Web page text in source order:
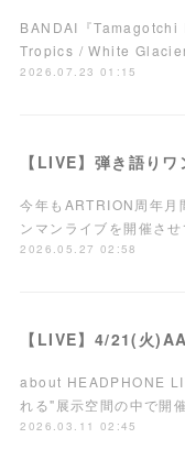
BANDAI『
Tropics / White
2026.07.23 01:15
今年もARTRION周年月
ンマンライブを開催さ
2026.05.27 02:58
about HEADPHONE
れる"展示空間の中で開
2026.03.11 02:45